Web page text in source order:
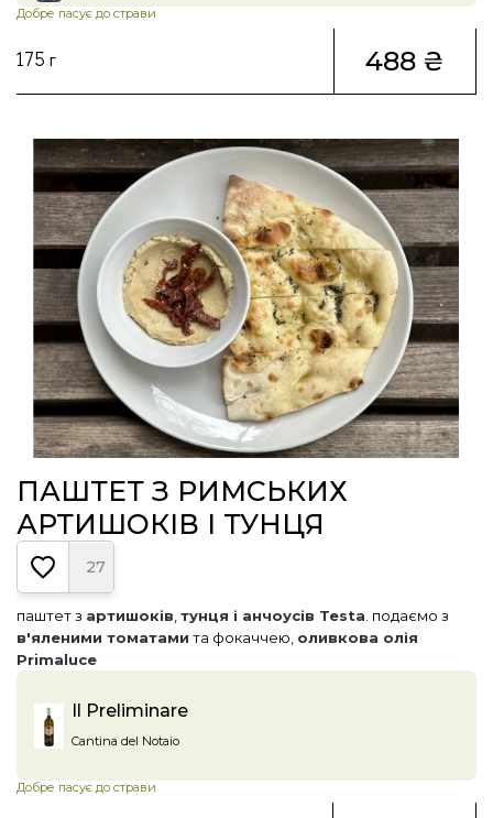
Добре пасує до страви
175 г 488 ₴
ПАШТЕТ З РИМСЬКИХ
АРТИШОКІВ І ТУНЦЯ
27
паштет з артишоків тунця і анчоусів Testa . подаємо з
в'яленими томатами та фокаччею, оливкова олія
Primaluce
Il Preliminare
Cantina del Notaio
Добре пасує до страви